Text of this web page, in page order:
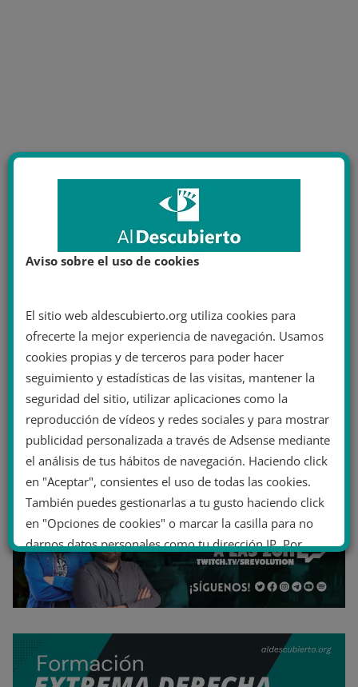
Aviso sobre el uso de cookies
El sitio web aldescubierto.org utiliza cookies para
ofrecerte la mejor experiencia de navegación. Usamos
cookies propias y de terceros para poder hacer
seguimiento y estadísticas de las visitas, mantener la
seguridad del sitio, utilizar aplicaciones como la
reproducción de vídeos y redes sociales y para mostrar
publicidad personalizada a través de Adsense mediante
el análisis de tus hábitos de navegación. Haciendo click
en "Aceptar", consientes el uso de todas las cookies.
También puedes gestionarlas a tu gusto haciendo click
en "Opciones de cookies" o marcar la casilla para no
darnos datos personales como tu dirección IP. Por
último, puedes leer nuestra Política de cookies.
.
Opciones de cookies Aceptar cookies